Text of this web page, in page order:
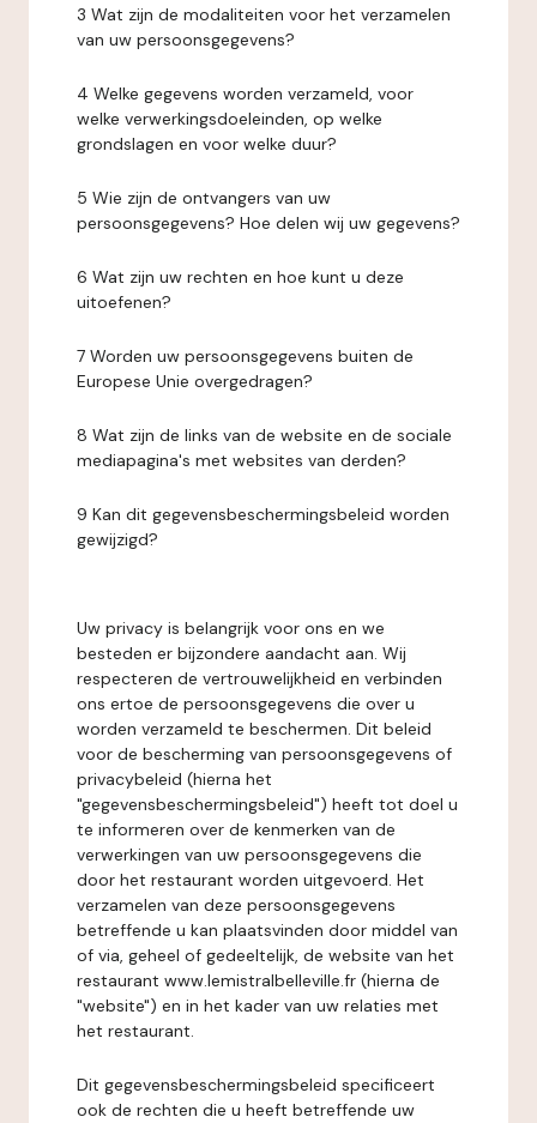
3 Wat zijn de modaliteiten voor het verzamelen
van uw persoonsgegevens?
4 Welke gegevens worden verzameld, voor
welke verwerkingsdoeleinden, op welke
grondslagen en voor welke duur?
5 Wie zijn de ontvangers van uw
persoonsgegevens? Hoe delen wij uw gegevens?
6 Wat zijn uw rechten en hoe kunt u deze
uitoefenen?
7 Worden uw persoonsgegevens buiten de
Europese Unie overgedragen?
8 Wat zijn de links van de website en de sociale
mediapagina's met websites van derden?
9 Kan dit gegevensbeschermingsbeleid worden
gewijzigd?
Uw privacy is belangrijk voor ons en we
besteden er bijzondere aandacht aan. Wij
respecteren de vertrouwelijkheid en verbinden
ons ertoe de persoonsgegevens die over u
worden verzameld te beschermen. Dit beleid
voor de bescherming van persoonsgegevens of
privacybeleid (hierna het
"gegevensbeschermingsbeleid") heeft tot doel u
te informeren over de kenmerken van de
verwerkingen van uw persoonsgegevens die
door het restaurant worden uitgevoerd. Het
verzamelen van deze persoonsgegevens
betreffende u kan plaatsvinden door middel van
of via, geheel of gedeeltelijk, de website van het
restaurant www.lemistralbelleville.fr (hierna de
"website") en in het kader van uw relaties met
het restaurant.
Dit gegevensbeschermingsbeleid specificeert
ook de rechten die u heeft betreffende uw